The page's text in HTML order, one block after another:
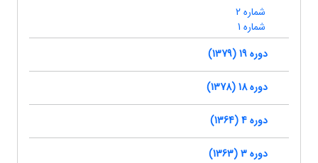
شماره 2
شماره 1
دوره 19 (1379)
دوره 18 (1378)
دوره 4 (1364)
دوره 3 (1363)